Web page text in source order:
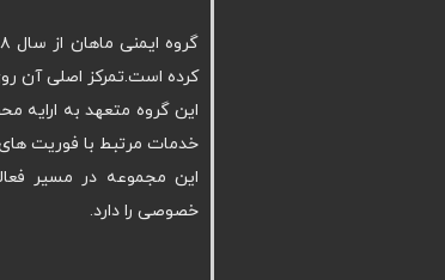
کرده است.تمرکز اصلی آن
این گروه متعهد به ارایه
خدمات مرتبط با فوریت های
این مجموعه در مسیر
خصوصی را دارد.